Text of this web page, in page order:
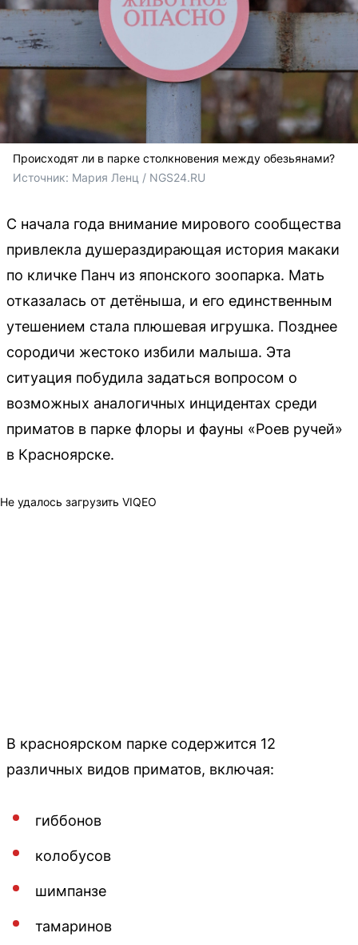
Происходят ли в парке столкновения между обезьянами?
Источник: Мария Ленц / NGS24.RU
С начала года внимание мирового сообщества
привлекла душераздирающая история макаки
по кличке Панч из японского зоопарка. Мать
отказалась от детёныша, и его единственным
утешением стала плюшевая игрушка. Позднее
сородичи жестоко избили малыша. Эта
ситуация побудила задаться вопросом о
возможных аналогичных инцидентах среди
приматов в парке флоры и фауны «Роев ручей»
в Красноярске.
Не удалось загрузить VIQEO
В красноярском парке содержится 12
различных видов приматов, включая:
гиббонов
колобусов
шимпанзе
тамаринов